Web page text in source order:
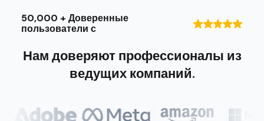
50,000 + Доверенные
пользователи с
Нам доверяют профессионалы из
ведущих компаний.